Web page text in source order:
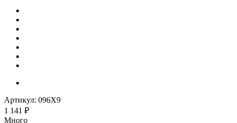
Артикул: 096X9
1 141 ₽
Много